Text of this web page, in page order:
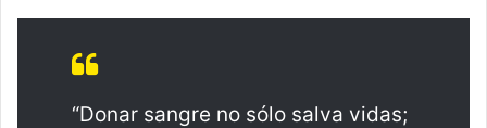
“Donar sangre no sólo salva vidas;